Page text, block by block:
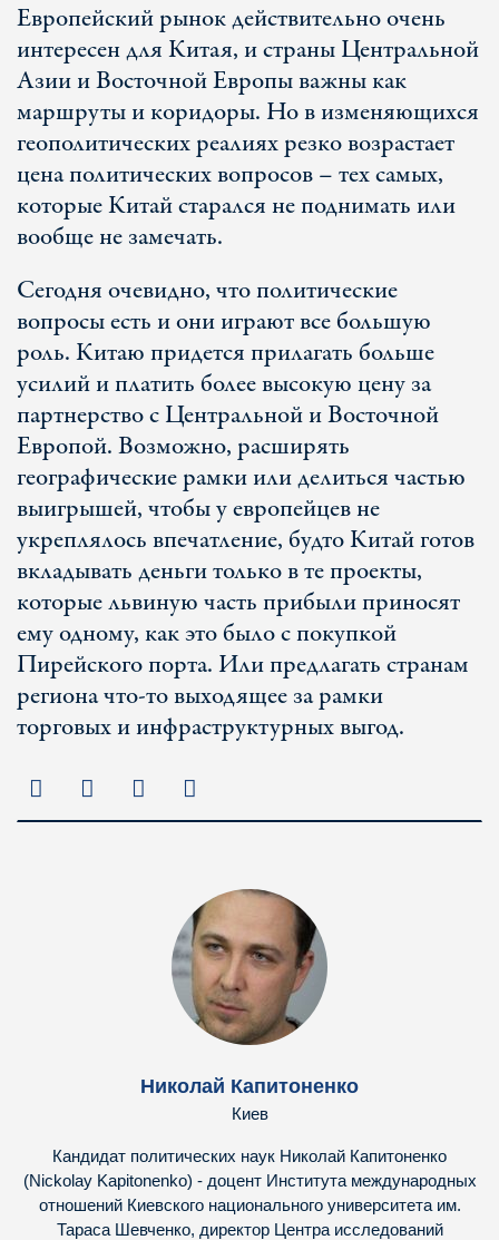
Европейский рынок действительно очень
интересен для Китая, и страны Центральной
Азии и Восточной Европы важны как
маршруты и коридоры. Но в изменяющихся
геополитических реалиях резко возрастает
цена политических вопросов – тех самых,
которые Китай старался не поднимать или
вообще не замечать.
Сегодня очевидно, что политические
вопросы есть и они играют все большую
роль. Китаю придется прилагать больше
усилий и платить более высокую цену за
партнерство с Центральной и Восточной
Европой. Возможно, расширять
географические рамки или делиться частью
выигрышей, чтобы у европейцев не
укреплялось впечатление, будто Китай готов
вкладывать деньги только в те проекты,
которые львиную часть прибыли приносят
ему одному, как это было с покупкой
Пирейского порта. Или предлагать странам
региона что-то выходящее за рамки
торговых и инфраструктурных выгод.
Николай Капитоненко
Киев
Кандидат политических наук Николай Капитоненко
(Nickolay Kapitonenko) - доцент Института международных
отношений Киевского национального университета им.
Тараса Шевченко, директор Центра исследований